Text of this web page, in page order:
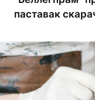
паставак